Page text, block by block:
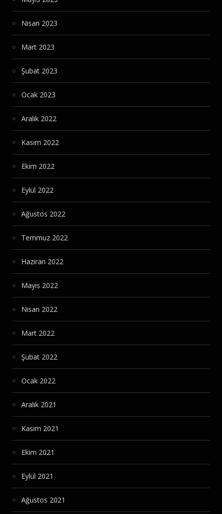
Nisan 2023
Mart 2023
Şubat 2023
Ocak 2023
Aralık 2022
Kasım 2022
Ekim 2022
Eylül 2022
Ağustos 2022
Temmuz 2022
Haziran 2022
Mayıs 2022
Nisan 2022
Mart 2022
Şubat 2022
Ocak 2022
Aralık 2021
Kasım 2021
Ekim 2021
Eylül 2021
Ağustos 2021